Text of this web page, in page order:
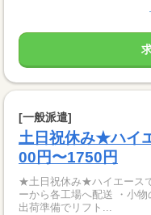
[一般派遣]
土日祝休み★ハイ
00円〜1750円
★土日祝休み★ハイエースでの配送 《お仕事の内容
ーから各工場へ配送 ・小
出荷準備でリフト...